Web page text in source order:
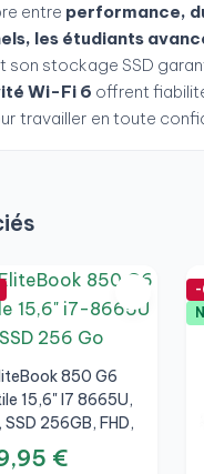
entre performance,
les étudiants
son stockage SSD
Wi-Fi 6 offrent
travailler en toute
850 G6
15,6" I7 8665U,
SSD 256GB, FHD,
€
-